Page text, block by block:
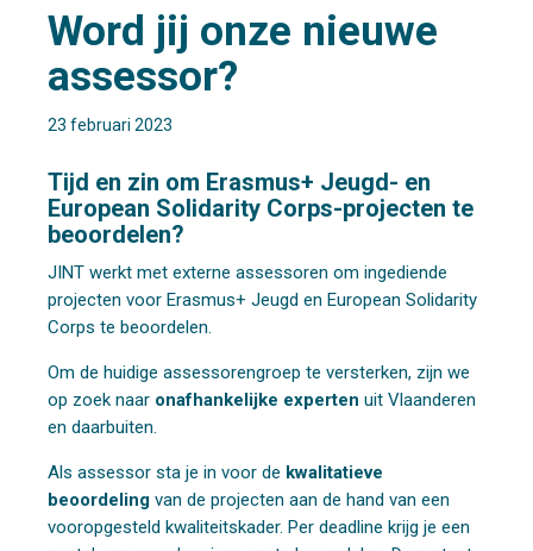
Word jij onze nieuwe
assessor?
23 februari 2023
Tijd en zin om Erasmus+ Jeugd- en
European Solidarity Corps-projecten te
beoordelen?
JINT werkt met externe assessoren om ingediende
projecten voor Erasmus+ Jeugd en European Solidarity
Corps te beoordelen.
Om de huidige assessorengroep te versterken, zijn we
op zoek naar onafhankelijke experten uit Vlaanderen
en daarbuiten.
Als assessor sta je in voor de kwalitatieve
beoordeling van de projecten aan de hand van een
vooropgesteld kwaliteitskader. Per deadline krijg je een